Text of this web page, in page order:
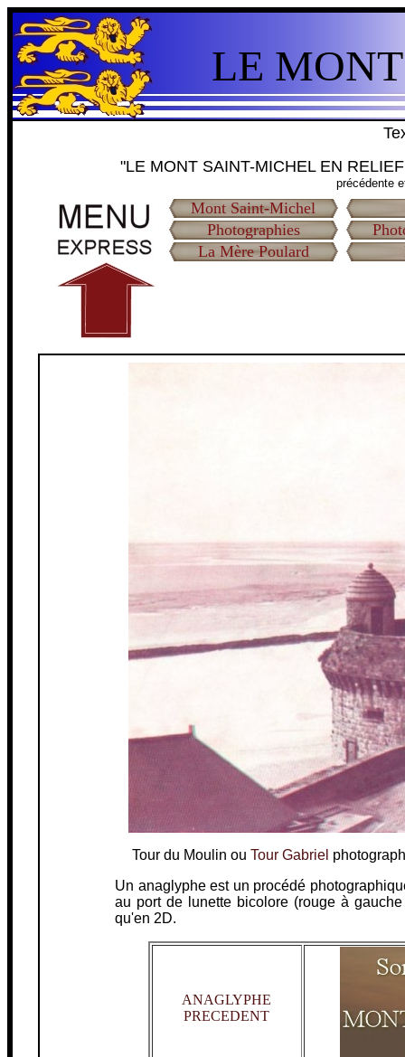
LE
"LE MONT SAINT-MICHEL EN
précédente
Mont Saint-Michel
Photographies
La Mère Poulard
Tour du Moulin ou Tour Gabriel
Un anaglyphe est un procédé
au port de lunette bicolore (rouge à
qu'en 2D.
ANAGLYPHE
PRECEDENT